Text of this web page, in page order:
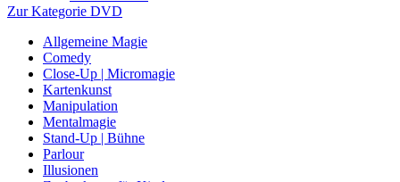
Zur Kategorie DVD
Allgemeine Magie
Comedy
Close-Up | Micromagie
Kartenkunst
Manipulation
Mentalmagie
Stand-Up | Bühne
Parlour
Illusionen